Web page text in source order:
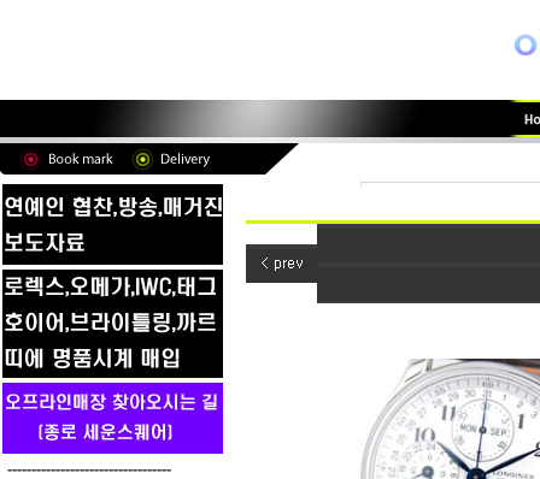
----------------------------------